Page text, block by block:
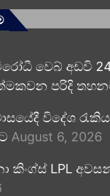
වෙබ් අඩවි
පරිදි
විදේශ
August 6, 2026
කිංග්ස් LPL